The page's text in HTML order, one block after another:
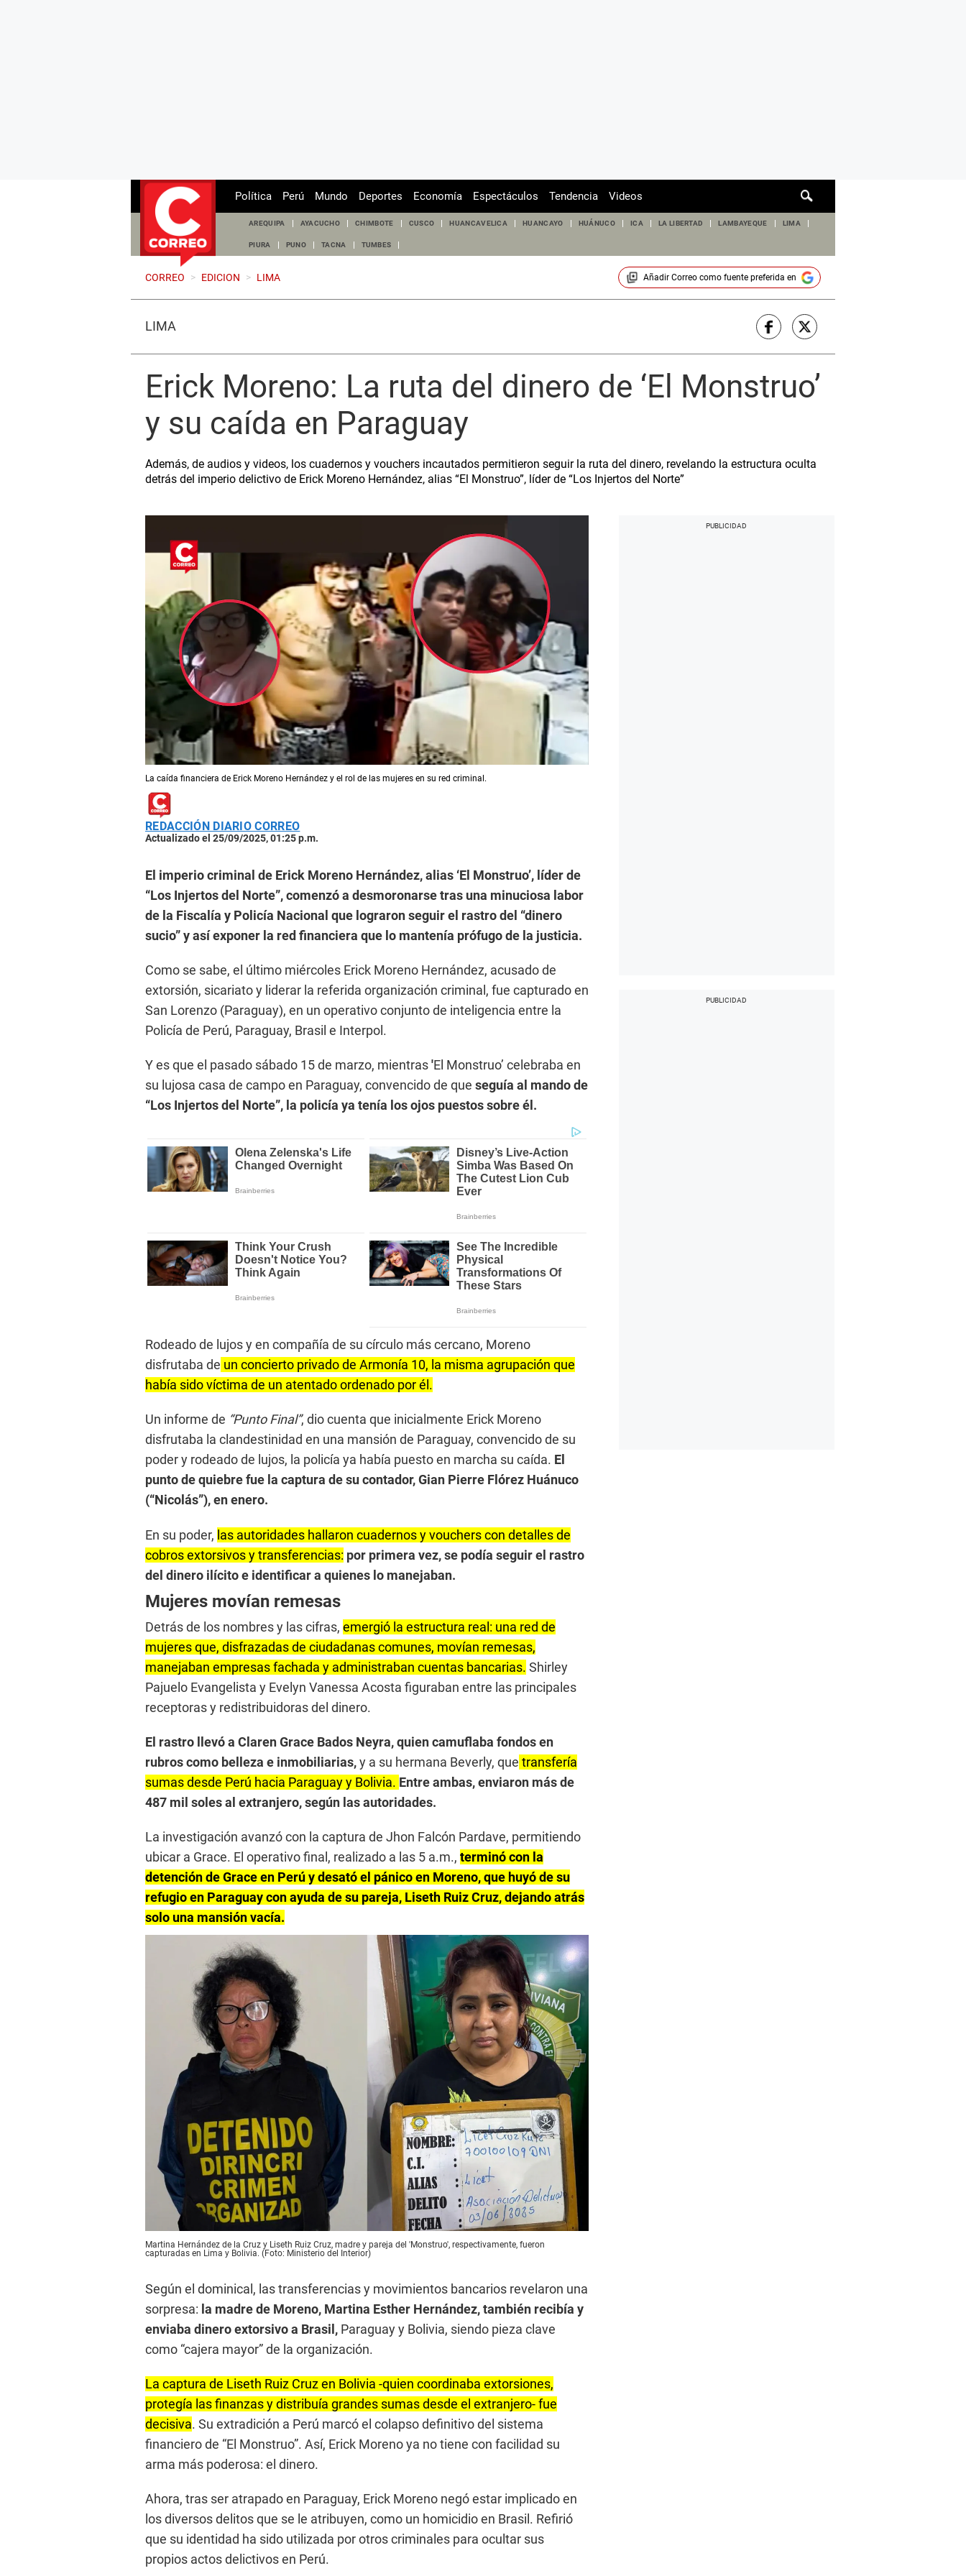
de
Política Perú Mundo Deportes Economía Espectáculos Tendencia Videos
AREQUIPA AYACUCHO CHIMBOTE CUSCO HUANCAVELICA HUANCAYO HUÁNUCO ICA LA LIBERTAD LAMBAYEQUE LIMA
PIURA PUNO TACNA TUMBES
CORREO > EDICION > LIMA Añadir Correocomo fuente preferida en
LIMA
Erick Moreno: La ruta del dinero de ‘El Monstruo’
y su caída en Paraguay
Además, de audios y videos, los cuadernos y vouchers incautados permitieron seguir la ruta del dinero, revelando la estructura oculta
detrás del imperio delictivo de Erick Moreno Hernández, alias “El Monstruo”, líder de “Los Injertos del Norte”
La caída financiera de Erick Moreno Hernández y el rol de las mujeres en su red criminal.
REDACCIÓN DIARIO CORREO
Actualizado el 25/09/2025, 01:25 p.m.
El imperio criminal de Erick Moreno Hernández, alias ‘El Monstruo’, líder de
“Los Injertos del Norte”, comenzó a desmoronarse tras una minuciosa labor
de la Fiscalía y Policía Nacional que lograron seguir el rastro del “dinero
sucio” y así exponer la red financiera que lo mantenía prófugo de la justicia.
Como se sabe, el último miércoles Erick Moreno Hernández, acusado de
extorsión, sicariato y liderar la referida organización criminal, fue capturado en
San Lorenzo (Paraguay), en un operativo conjunto de inteligencia entre la
Policía de Perú, Paraguay, Brasil e Interpol.
Y es que el pasado sábado 15 de marzo, mientras'El Monstruo’ celebraba en
su lujosa casa de campo en Paraguay, convencido de que seguía al mando de
“Los Injertos del Norte”, la policía ya tenía los ojos puestos sobre él.
Rodeado de lujos y en compañía de su círculo más cercano, Moreno
disfrutaba de un concierto privado de Armonía 10, la misma agrupación que
había sido víctima de un atentado ordenado por él.
Un informe de “Punto Final”, dio cuenta que inicialmente Erick Moreno
disfrutaba la clandestinidad en una mansión de Paraguay, convencido de su
poder y rodeado de lujos, la policía ya había puesto en marcha su caída. El
punto de quiebre fue la captura de su contador, Gian Pierre Flórez Huánuco
(“Nicolás”), en enero.
En su poder, las autoridades hallaron cuadernos y vouchers con detalles de
cobros extorsivos y transferencias: por primera vez, se podía seguir el rastro
del dinero ilícito e identificar a quienes lo manejaban.
Mujeres movían remesas
Detrás de los nombres y las cifras, emergió la estructura real: una red de
mujeres que, disfrazadas de ciudadanas comunes, movían remesas,
manejaban empresas fachada y administraban cuentas bancarias. Shirley
Pajuelo Evangelista y Evelyn Vanessa Acosta figuraban entre las principales
receptoras y redistribuidoras del dinero.
El rastro llevó a Claren Grace Bados Neyra, quien camuflaba fondos en
rubros como belleza e inmobiliarias,y a su hermana Beverly, que transfería
sumas desde Perú hacia Paraguay y Bolivia. Entre ambas, enviaron más de
487 mil soles al extranjero, según las autoridades.
La investigación avanzó con la captura de Jhon Falcón Pardave, permitiendo
ubicar a Grace. El operativo final, realizado a las 5 a.m., terminó con la
detención de Grace en Perú y desató el pánico en Moreno, que huyó de su
refugio en Paraguay con ayuda de su pareja, Liseth Ruiz Cruz, dejando atrás
solo una mansión vacía.
Martina Hernández de la Cruz y Liseth Ruiz Cruz, madre y pareja del 'Monstruo', respectivamente, fueron
capturadas en Lima y Bolivia. (Foto: Ministerio del Interior)
Según el dominical, las transferencias y movimientos bancarios revelaron una
sorpresa: la madre de Moreno, Martina Esther Hernández, también recibía y
enviaba dinero extorsivo a Brasil, Paraguay y Bolivia, siendo pieza clave
como “cajera mayor” de la organización.
La captura de Liseth Ruiz Cruz en Bolivia -quien coordinaba extorsiones,
protegía las finanzas y distribuía grandes sumas desde el extranjero- fue
decisiva. Su extradición a Perú marcó el colapso definitivo del sistema
financiero de “El Monstruo”. Así, Erick Moreno ya no tiene con facilidad su
arma más poderosa: el dinero.
Ahora, tras ser atrapado en Paraguay, Erick Moreno negó estar implicado en
los diversos delitos que se le atribuyen, como un homicidio en Brasil. Refirió
que su identidad ha sido utilizada por otros criminales para ocultar sus
propios actos delictivos en Perú.